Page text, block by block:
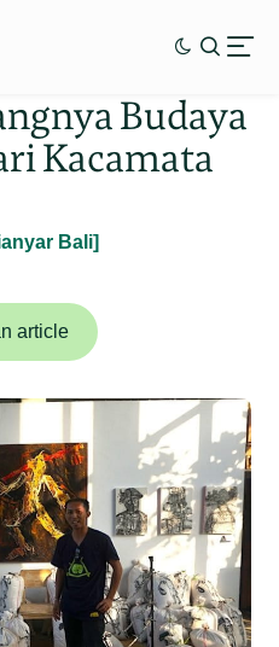
Budaya
Kacamata
Bali]
article